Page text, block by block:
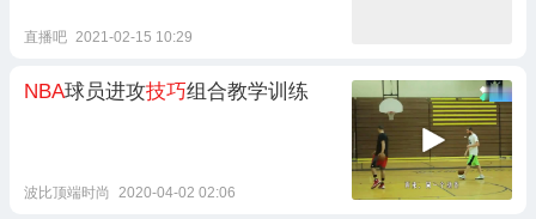
直播吧 2021-02-15 10:29
NBA球员进攻技巧组合教学训练
波比顶端时尚 2020-04-02 02:06